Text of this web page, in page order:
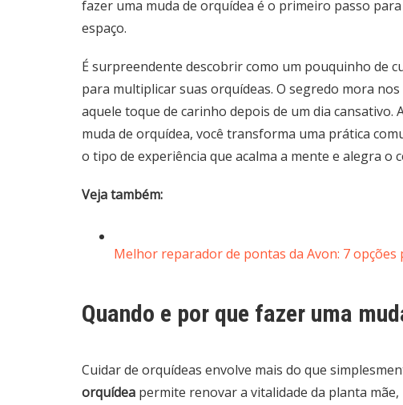
fazer uma muda de orquídea é o primeiro passo
espaço.
É surpreendente descobrir como um pouquinho de
para multiplicar suas orquídeas. O segredo mora
aquele toque de carinho depois de um dia
muda de orquídea, você transforma uma prática
o tipo de experiência que acalma a mente e alegra o
Veja também:
Melhor reparador de pontas da Avon: 7
Quando e por que fazer uma
Cuidar de orquídeas envolve mais do que
orquídea permite renovar a vitalidade da planta